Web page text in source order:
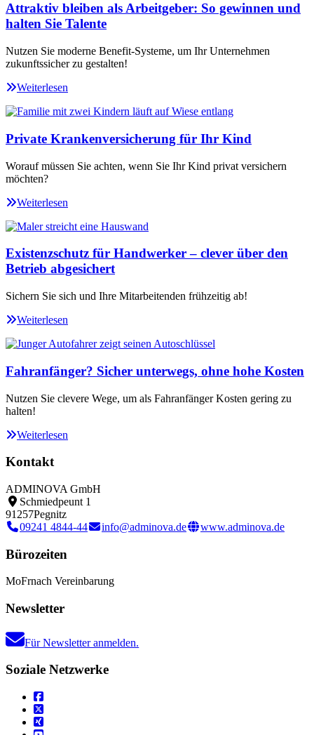
Attraktiv bleiben als Arbeitgeber: So gewinnen und
halten Sie Talente
Nutzen Sie moderne Benefit-Systeme, um Ihr Unternehmen
zukunftssicher zu gestalten!
Weiterlesen
Private Krankenversicherung für Ihr Kind
Worauf müssen Sie achten, wenn Sie Ihr Kind privat versichern
möchten?
Weiterlesen
Existenzschutz für Handwerker – clever über den
Betrieb abgesichert
Sichern Sie sich und Ihre Mitarbeitenden frühzeitig ab!
Weiterlesen
Fahranfänger? Sicher unterwegs, ohne hohe Kosten
Nutzen Sie clevere Wege, um als Fahranfänger Kosten gering zu
halten!
Weiterlesen
Kontakt
ADMINOVA GmbH
Schmiedpeunt 1
91257Pegnitz
09241 4844-44
info@adminova.de www.adminova.de
Bürozeiten
MoFrnach Vereinbarung
Newsletter
Für Newsletter anmelden.
Soziale Netzwerke